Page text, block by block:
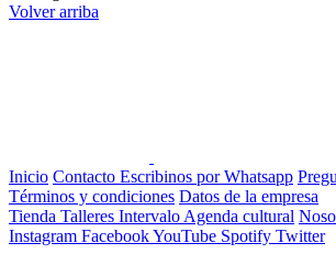
Volver arriba
Inicio Contacto Escribinos por Whatsapp
Términos y condiciones Datos de la empresa
Tienda Talleres Intervalo Agenda cultural
Instagram FacebookYouTube Spotify Twitter